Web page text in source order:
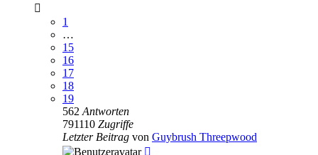
1
…
15
16
17
18
19
562 Antworten
791110 Zugriffe
Letzter Beitrag von Guybrush Threepwood